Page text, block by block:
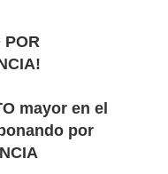
POR
mayor en el
por